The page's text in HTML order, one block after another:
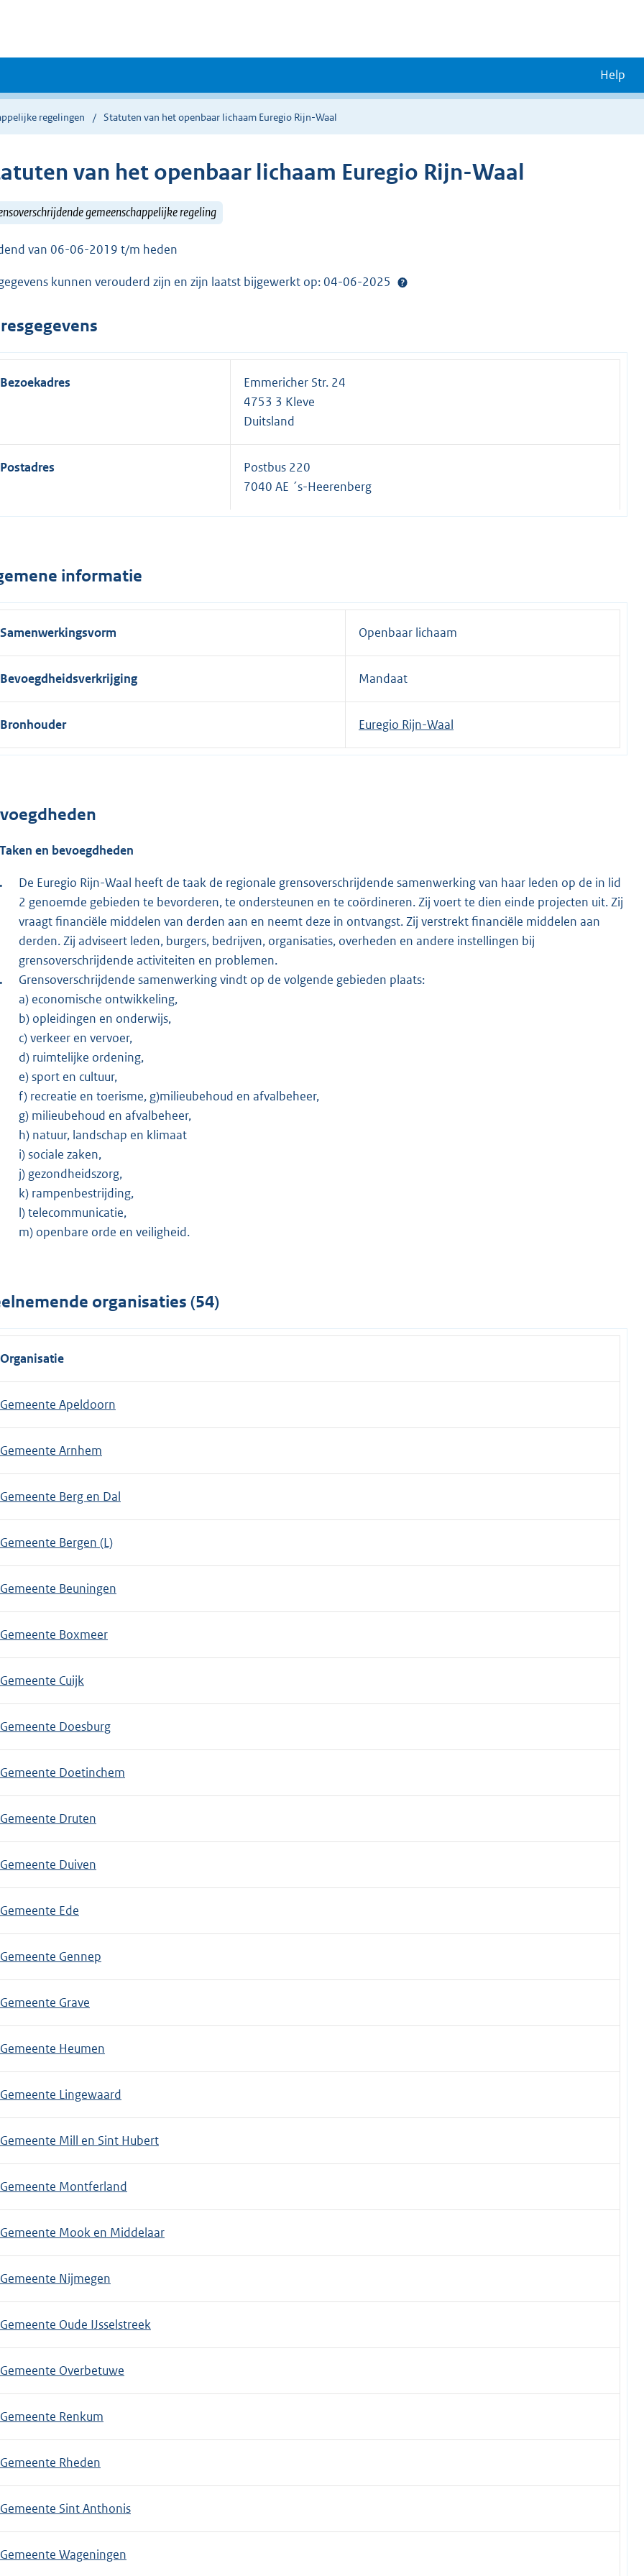
Help
regelingen Statuten van het openbaar lichaam Euregio Rijn-Waal
van het openbaar lichaam Euregio Rijn-Waal
gemeenschappelijke regeling
van 06-06-2019 t/m heden
kunnen verouderd zijn en zijn laatst bijgewerkt op: 04-06-2025
Bezoekadres
Emmericher Str. 24
4753 3 Kleve
Duitsland
Postadres
Postbus 220
7040 AE ´s-Heerenberg
informatie
Samenwerkingsvorm Openbaar lichaam
Bevoegdheidsverkrijging Mandaat
Bronhouder Euregio Rijn-Waal
en bevoegdheden
De Euregio Rijn-Waal heeft de taak de regionale grensoverschrijdende samenwerking van haar leden op de in lid
2 genoemde gebieden te bevorderen, te ondersteunen en te coördineren. Zij voert te dien einde projecten uit. Zij
vraagt financiële middelen van derden aan en neemt deze in ontvangst. Zij verstrekt financiële middelen aan
derden. Zij adviseert leden, burgers, bedrijven, organisaties, overheden en andere instellingen bij
grensoverschrijdende activiteiten en problemen.
Grensoverschrijdende samenwerking vindt op de volgende gebieden plaats:
a) economische ontwikkeling,
b) opleidingen en onderwijs,
c) verkeer en vervoer,
d) ruimtelijke ordening,
e) sport en cultuur,
f) recreatie en toerisme, g)milieubehoud en afvalbeheer,
g) milieubehoud en afvalbeheer,
h) natuur, landschap en klimaat
i) sociale zaken,
j) gezondheidszorg,
k) rampenbestrijding,
l) telecommunicatie,
m) openbare orde en veiligheid.
organisaties (54)
Organisatie
Gemeente Apeldoorn
Gemeente Arnhem
Gemeente Berg en Dal
Gemeente Bergen (L)
Gemeente Beuningen
Gemeente Boxmeer
Gemeente Cuijk
Gemeente Doesburg
Gemeente Doetinchem
Gemeente Druten
Gemeente Duiven
Gemeente Ede
Gemeente Gennep
Gemeente Grave
Gemeente Heumen
Gemeente Lingewaard
Gemeente Mill en Sint Hubert
Gemeente Montferland
Gemeente Mook en Middelaar
Gemeente Nijmegen
Gemeente Oude IJsselstreek
Gemeente Overbetuwe
Gemeente Renkum
Gemeente Rheden
Gemeente Sint Anthonis
Gemeente Wageningen